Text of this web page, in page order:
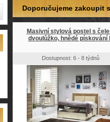
Doporučujeme zakoupit
Masivní stylová postel s
dvoulůžko, hnědé pískování
Dostupnost: 6 - 8 týdnů